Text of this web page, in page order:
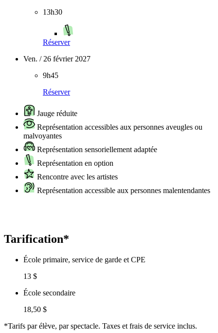
13h30
Réserver
Ven. / 26 février 2027
9h45
Réserver
Jauge réduite
Représentation accessibles aux personnes aveugles ou
malvoyantes
Représentation sensoriellement adaptée
Représentation en option
Rencontre avec les artistes
Représentation accessible aux personnes malentendantes
Tarification*
École primaire, service de garde et CPE
13 $
École secondaire
18,50 $
*Tarifs par élève, par spectacle. Taxes et frais de service inclus.